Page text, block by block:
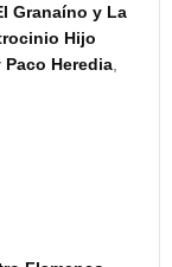
Granaíno y La
Hijo
Paco Heredia